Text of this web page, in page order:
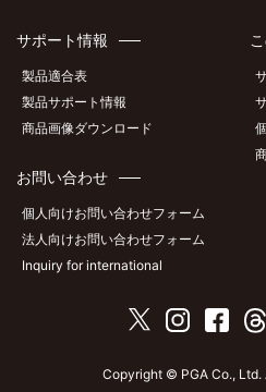
サポート情報
製品適合表
製品サポート情報
商品画像ダウンロード
お問い合わせ
個人向けお問い合わせフォーム
法人向けお問い合わせフォーム
Inquiry for international
Copyright © PGA Co., Ltd.